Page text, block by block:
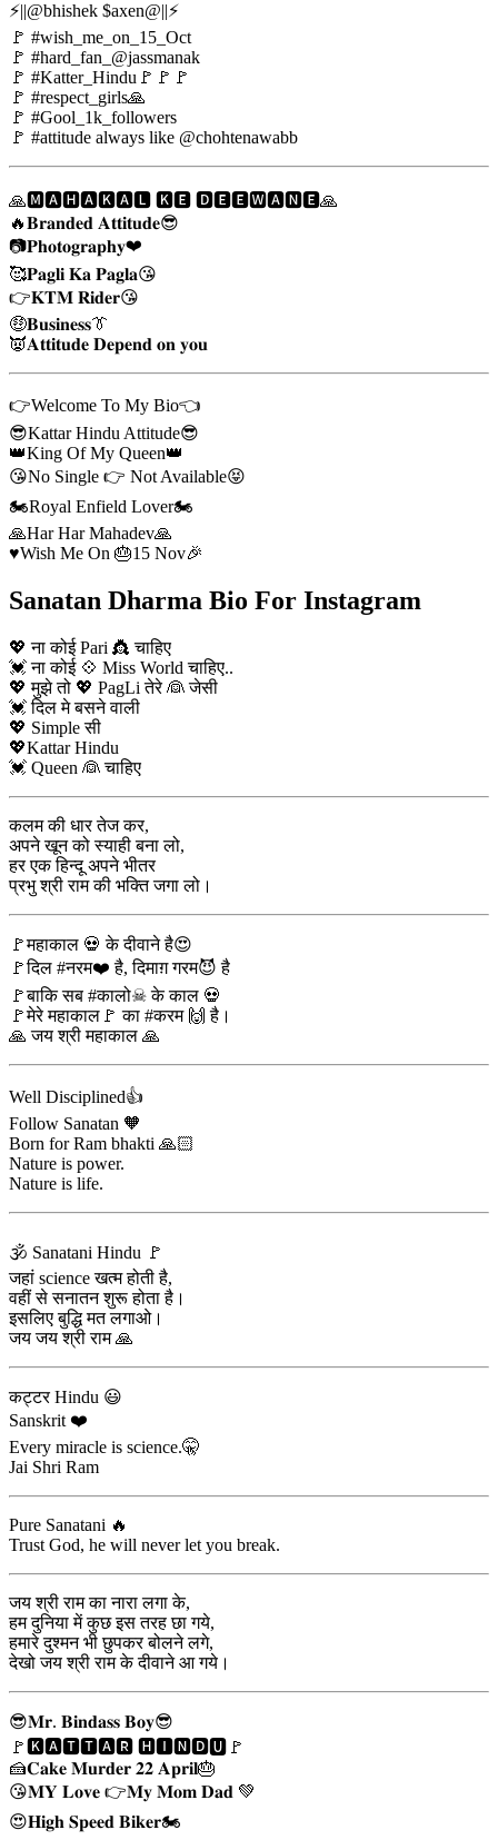
⚡||@bhishek $axen@||⚡
🚩 #wish_me_on_15_Oct
🚩 #hard_fan_@jassmanak
🚩 #Katter_Hindu🚩🚩🚩
🚩 #respect_girls🙏
🚩 #Gool_1k_followers
🚩 #attitude always like @chohtenawabb
🙏🅼🅰🅷🅰🅺🅰🅻 🅺🅴 🅳🅴🅴🆆🅰🅽🅴🙏
🔥​𝐁𝐫𝐚𝐧𝐝𝐞𝐝 𝐀𝐭𝐭𝐢𝐭𝐮𝐝𝐞😎
📷𝐏𝐡𝐨𝐭𝐨𝐠𝐫𝐚𝐩𝐡𝐲❤
🥰𝐏𝐚𝐠𝐥𝐢 𝐊𝐚 𝐏𝐚𝐠𝐥𝐚😘
👉𝐊𝐓𝐌 𝐑𝐢𝐝𝐞𝐫😘
🤑𝐁𝐮𝐬𝐢𝐧𝐞𝐬𝐬👔
👿𝐀𝐭𝐭𝐢𝐭𝐮𝐝𝐞 𝐃𝐞𝐩𝐞𝐧𝐝 𝐨𝐧 𝐲𝐨𝐮
👉Welcome To My Bio👈
😎Kattar Hindu Attitude😎
👑King Of My Queen👑
😘No Single 👉 Not Available😝
🏍️Royal Enfield Lover🏍️
🙏Har Har Mahadev🙏
♥️Wish Me On 🎂15 Nov🎉
Sanatan Dharma Bio For Instagram
💖 ना कोई Pari 👸 चाहिए
💓 ना कोई 💠 Miss World चाहिए..
💖 मुझे तो 💖 PagLi तेरे 👰 जेसी
💓 दिल मे बसने वाली
💖 Simple सी
💖Kattar Hindu
💓 Queen 👰 चाहिए
कलम की धार तेज कर,
अपने खून को स्याही बना लो,
हर एक हिन्दू अपने भीतर
प्रभु श्री राम की भक्ति जगा लो।
🚩महाकाल 💀 के दीवाने है😍
🚩दिल #नरम❤️ है, दिमाग़ गरम😈 है
🚩बाकि सब #कालो☠ के काल 💀
🚩मेरे महाकाल🚩 का #करम 🙌 है।
🙏 जय श्री महाकाल 🙏
Well Disciplined👍
Follow Sanatan 🧡
Born for Ram bhakti 🙏🏻
Nature is power.
Nature is life.
🕉️ Sanatani Hindu 🚩
जहां science खत्म होती है,
वहीं से सनातन शुरू होता है।
इसलिए बुद्धि मत लगाओ।
जय जय श्री राम 🙏
कट्टर Hindu 😃
Sanskrit ❤️
Every miracle is science.🤫
Jai Shri Ram
Pure Sanatani 🔥
Trust God, he will never let you break.
जय श्री राम का नारा लगा के,
हम दुनिया में कुछ इस तरह छा गये,
हमारे दुश्मन भी छुपकर बोलने लगे,
देखो जय श्री राम के दीवाने आ गये।
😎𝐌𝐫. 𝐁𝐢𝐧𝐝𝐚𝐬𝐬 𝐁𝐨𝐲😎
🚩🅺🅰🆃🆃🅰🆁 🅷🅸🅽🅳🆄🚩
🍰𝐂𝐚𝐤𝐞 𝐌𝐮𝐫𝐝𝐞𝐫 𝟐𝟐 𝐀𝐩𝐫𝐢𝐥🎂
😘𝐌𝐘 𝐋𝐨𝐯𝐞 👉𝐌𝐲 𝐌𝐨𝐦 𝐃𝐚𝐝 💚
😍𝐇𝐢𝐠𝐡 𝐒𝐩𝐞𝐞𝐝 𝐁𝐢𝐤𝐞𝐫🏍